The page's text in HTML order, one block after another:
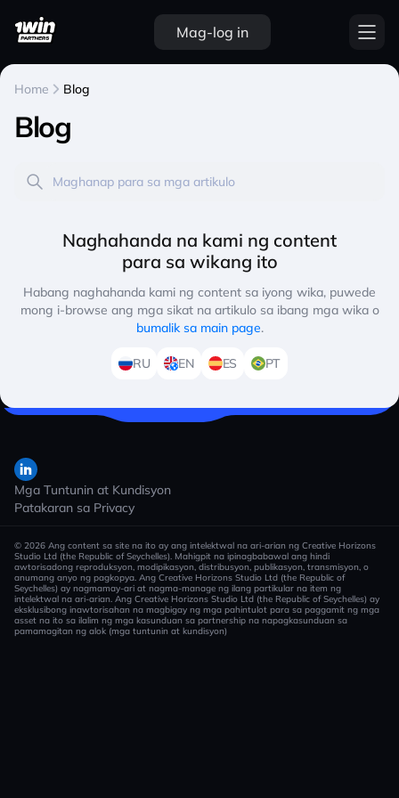
Mag-log in
Home Blog
Blog
Naghahanda na kami ng content
para sa wikang ito
Habang naghahanda kami ng content sa iyong wika, puwede
mong i-browse ang mga sikat na artikulo sa ibang mga wika o
bumalik sa main page.
RU EN ES PT
Mga Tuntunin at Kundisyon
Patakaran sa Privacy
© 2026 Ang content sa site na ito ay ang intelektwal na ari-arian ng Creative Horizons
Studio Ltd (the Republic of Seychelles). Mahigpit na ipinagbabawal ang hindi
awtorisadong reproduksyon, modipikasyon, distribusyon, publikasyon, transmisyon, o
anumang anyo ng pagkopya. Ang Creative Horizons Studio Ltd (the Republic of
Seychelles) ay nagmamay-ari at nagma-manage ng ilang partikular na item ng
intelektwal na ari-arian. Ang Creative Horizons Studio Ltd (the Republic of Seychelles) ay
eksklusibong inawtorisahan na magbigay ng mga pahintulot para sa paggamit ng mga
asset na ito sa ilalim ng mga kasunduan sa partnership na napagkasunduan sa
pamamagitan ng alok (mga tuntunin at kundisyon)